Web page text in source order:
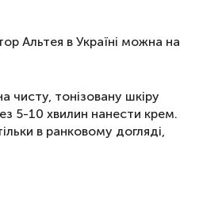
Альтея в Україні можна на
чисту, тонізовану шкіру
5-10 хвилин нанести крем.
в ранковому догляді,